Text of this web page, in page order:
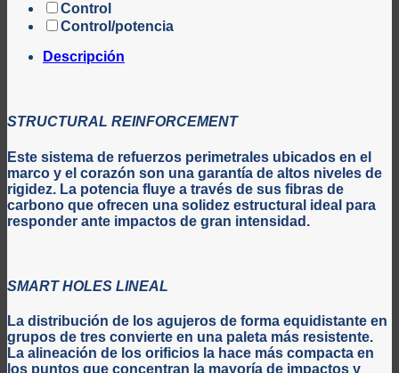
Control
Control/potencia
Descripción
STRUCTURAL REINFORCEMENT
Este sistema de refuerzos perimetrales ubicados en el
marco y el corazón son una garantía de altos niveles de
rigidez. La potencia fluye a través de sus fibras de
carbono que ofrecen una solidez estructural ideal para
responder ante impactos de gran intensidad.
SMART HOLES LINEAL
La distribución de los agujeros de forma equidistante en
grupos de tres convierte en una paleta más resistente.
La alineación de los orificios la hace más compacta en
los puntos que concentran la mayoría de impactos y